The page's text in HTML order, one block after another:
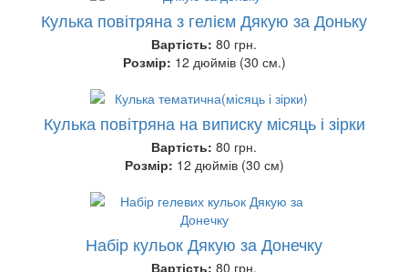
Кулька повітряна з гелієм Дякую за Доньку
Вартість: 80 грн.
Розмір: 12 дюймів (30 см.)
Кулька повітряна на виписку місяць і зірки
Вартість: 80 грн.
Розмір: 12 дюймів (30 см)
Набір кульок Дякую за Донечку
Вартість: 80 грн.